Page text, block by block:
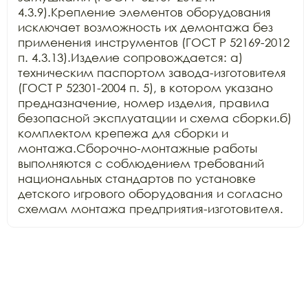
4.3.9).Крепление элементов оборудования
исключает возможность их демонтажа без
применения инструментов (ГОСТ Р 52169-2012
п. 4.3.13).Изделие сопровождается: а)
техническим паспортом завода-изготовителя
(ГОСТ Р 52301-2004 п. 5), в котором указано
предназначение, номер изделия, правила
безопасной эксплуатации и схема сборки.б)
комплектом крепежа для сборки и
монтажа.Сборочно-монтажные работы
выполняются с соблюдением требований
национальных стандартов по установке
детского игрового оборудования и согласно
схемам монтажа предприятия-изготовителя.